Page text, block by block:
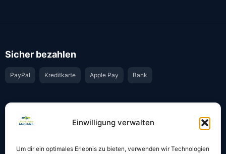
Einwilligung verwalten
Um dir ein optimales Erlebnis zu bieten, verwenden wir Technologien
Sicher bezahlen
PayPal Kreditkarte Apple Pay Bank